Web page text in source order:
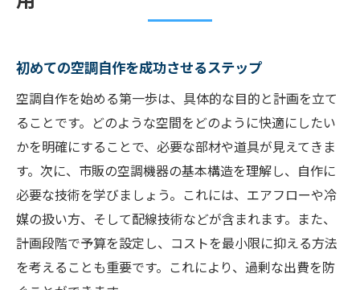
初めての空調自作を成功させるステップ
空調自作を始める第一歩は、具体的な目的と計画を立て
ることです。どのような空間をどのように快適にしたい
かを明確にすることで、必要な部材や道具が見えてきま
す。次に、市販の空調機器の基本構造を理解し、自作に
必要な技術を学びましょう。これには、エアフローや冷
媒の扱い方、そして配線技術などが含まれます。また、
計画段階で予算を設定し、コストを最小限に抑える方法
を考えることも重要です。これにより、過剰な出費を防